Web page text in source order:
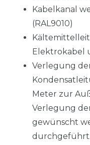
Kabelkanal
(RAL9010)
Elektrokabel
Verlegung
Meter zur
Verlegung
gewünscht
durchgeführt.